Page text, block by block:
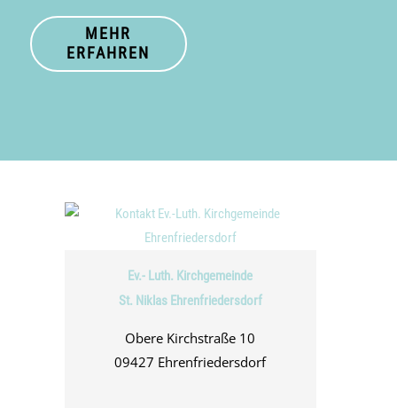
MEHR
ERFAHREN
Ev.- Luth. Kirchgemeinde
St. Niklas Ehrenfriedersdorf
Obere Kirchstraße 10
09427 Ehrenfriedersdorf